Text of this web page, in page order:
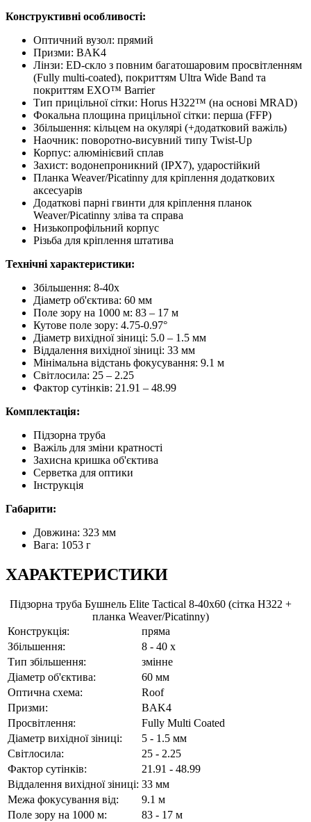
Конструктивні особливості:
Оптичний вузол: прямий
Призми: BAK4
Лінзи: ED-скло з повним багатошаровим просвітленням
(Fully multi-coated), покриттям Ultra Wide Band та
покриттям EXO™ Barrier
Тип прицільної сітки: Horus H322™ (на основі MRAD)
Фокальна площина прицільної сітки: перша (FFP)
Збільшення: кільцем на окулярі (+додатковий важіль)
Наочник: поворотно-висувний типу Twist-Up
Корпус: алюмінієвий сплав
Захист: водонепроникний (IPX7), ударостійкий
Планка Weaver/Picatinny для кріплення додаткових
аксесуарів
Додаткові парні гвинти для кріплення планок
Weaver/Picatinny зліва та справа
Низькопрофільний корпус
Різьба для кріплення штатива
Технічні характеристики:
Збільшення: 8-40x
Діаметр об'єктива: 60 мм
Поле зору на 1000 м: 83 – 17 м
Кутове поле зору: 4.75-0.97°
Діаметр вихідної зіниці: 5.0 – 1.5 мм
Віддалення вихідної зіниці: 33 мм
Мінімальна відстань фокусування: 9.1 м
Світлосила: 25 – 2.25
Фактор сутінків: 21.91 – 48.99
Комплектація:
Підзорна труба
Важіль для зміни кратності
Захисна кришка об'єктива
Серветка для оптики
Інструкція
Габарити:
Довжина: 323 мм
Вага: 1053 г
ХАРАКТЕРИСТИКИ
Підзорна труба Бушнель Elite Tactical 8-40x60 (сітка H322 +
планка Weaver/Picatinny)
Конструкція:
пряма
Збільшення:
8 - 40 x
Тип збільшення:
змінне
Діаметр об'єктива:
60 мм
Оптична схема:
Roof
Призми:
BAK4
Просвітлення:
Fully Multi Coated
Діаметр вихідної зіниці:
5 - 1.5 мм
Світлосила:
25 - 2.25
Фактор сутінків:
21.91 - 48.99
Віддалення вихідної зіниці: 33 мм
Межа фокусування від:
9.1 м
Поле зору на 1000 м:
83 - 17 м